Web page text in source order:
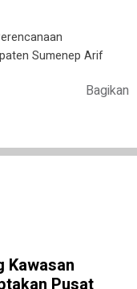
Sumenep Arif
Bagikan
Kawasan